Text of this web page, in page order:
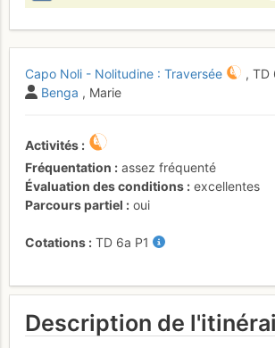
Capo Noli - Nolitudine : Traversée , TD
Benga , Marie
Activités
Fréquentation
assez fréquenté
Évaluation des conditions
excellentes
Parcours partiel
oui
Cotations TD 6a P1
Description de